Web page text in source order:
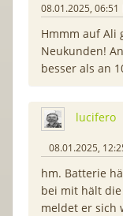
08.01.2025, 06:51
Hmmm auf Ali
Neukunden!
besser als an
lucifero
08.01.2025,
hm. Batterie
bei mit hält
meldet er sich